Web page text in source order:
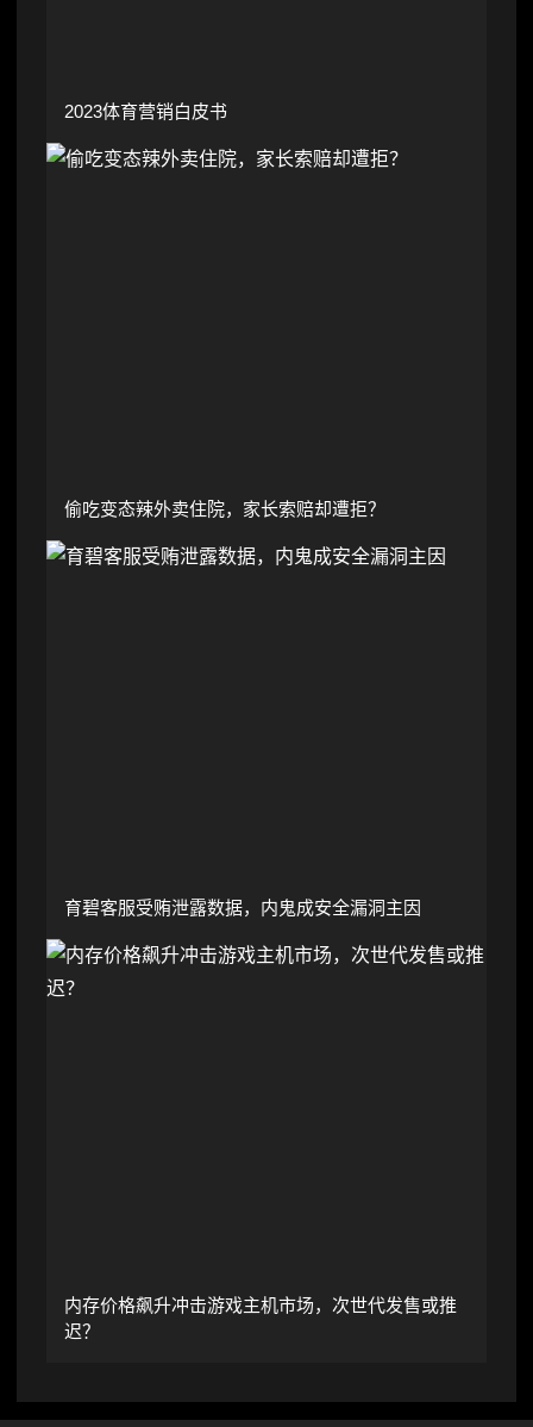
2023体育营销白皮书
偷吃变态辣外卖住院，家长索赔却遭拒？
育碧客服受贿泄露数据，内鬼成安全漏洞主因
内存价格飙升冲击游戏主机市场，次世代发售或推
迟？